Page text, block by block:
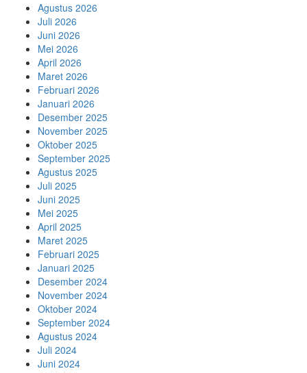
Agustus 2026
Juli 2026
Juni 2026
Mei 2026
April 2026
Maret 2026
Februari 2026
Januari 2026
Desember 2025
November 2025
Oktober 2025
September 2025
Agustus 2025
Juli 2025
Juni 2025
Mei 2025
April 2025
Maret 2025
Februari 2025
Januari 2025
Desember 2024
November 2024
Oktober 2024
September 2024
Agustus 2024
Juli 2024
Juni 2024